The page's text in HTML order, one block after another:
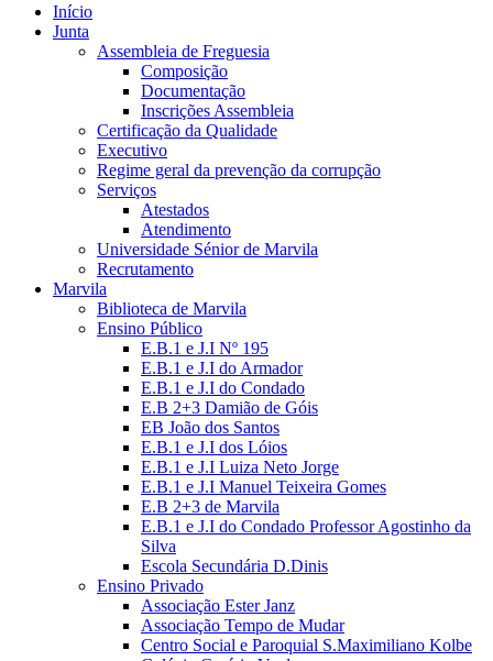
Início
Junta
Assembleia de Freguesia
Composição
Documentação
Inscrições Assembleia
Certificação da Qualidade
Executivo
Regime geral da prevenção da corrupção
Serviços
Atestados
Atendimento
Universidade Sénior de Marvila
Recrutamento
Marvila
Biblioteca de Marvila
Ensino Público
E.B.1 e J.I Nº 195
E.B.1 e J.I do Armador
E.B.1 e J.I do Condado
E.B 2+3 Damião de Góis
EB João dos Santos
E.B.1 e J.I dos Lóios
E.B.1 e J.I Luiza Neto Jorge
E.B.1 e J.I Manuel Teixeira Gomes
E.B 2+3 de Marvila
E.B.1 e J.I do Condado Professor Agostinho da
Silva
Escola Secundária D.Dinis
Ensino Privado
Associação Ester Janz
Associação Tempo de Mudar
Centro Social e Paroquial S.Maximiliano Kolbe